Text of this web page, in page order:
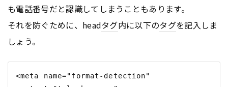
も電話番号だと認識してしまうこともあります。
それを防ぐために、headタグ内に以下のタグを記入しま
しょう。
<meta name="format-detection"